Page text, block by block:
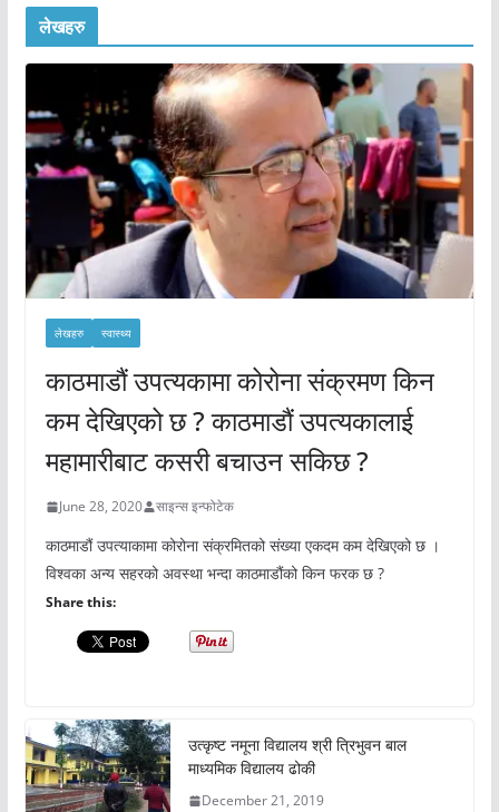
लेखहरु
लेखहरु स्वास्थ्य
काठमाडौं उपत्यकामा कोरोना संक्रमण किन
कम देखिएको छ ? काठमाडौं उपत्यकालाई
महामारीबाट कसरी बचाउन सकिछ ?
June 28, 2020 साइन्स इन्फोटेक
काठमाडौं उपत्याकामा कोरोना संक्रमितको संख्या एकदम कम देखिएको छ ।
विश्वका अन्य सहरको अवस्था भन्दा काठमाडौंको किन फरक छ ?
Share this:
उत्कृष्ट नमूना विद्यालय श्री त्रिभुवन बाल
माध्यमिक विद्यालय ढोकी
December 21, 2019